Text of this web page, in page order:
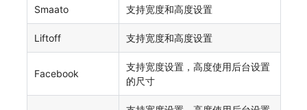
Smaato 支持宽度和高度设置
Liftoff 支持宽度和高度设置
Facebook
支持宽度设置，高度使用后台设置
的尺寸